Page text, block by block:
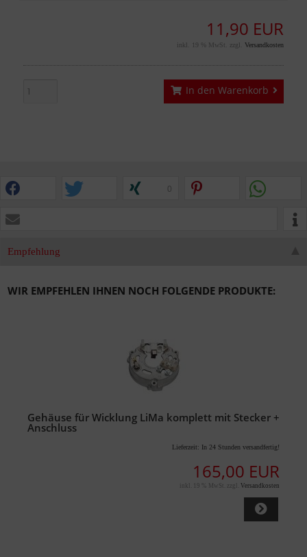
11,90 EUR
inkl. 19 % MwSt. zzgl. Versandkosten
In den Warenkorb
0
Empfehlung
WIR EMPFEHLEN IHNEN NOCH FOLGENDE PRODUKTE:
Gehäuse für Wicklung LiMa komplett mit Stecker +
Anschluss
Lieferzeit: In 24 Stunden versandfertig!
165,00 EUR
inkl. 19 % MwSt. zzgl. Versandkosten